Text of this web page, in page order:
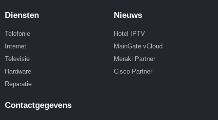
Diensten
Telefonie
Internet
Televisie
Hardware
Reparatie
Nieuws
Hotel IPTV
MainGate vCloud
Meraki Partner
Cisco Partner
Contactgegevens